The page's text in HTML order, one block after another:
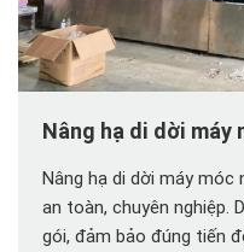
Nâng hạ di dời máy
Nâng hạ di dời máy móc
an toàn, chuyên nghiệp.
gói, đảm bảo đúng tiến